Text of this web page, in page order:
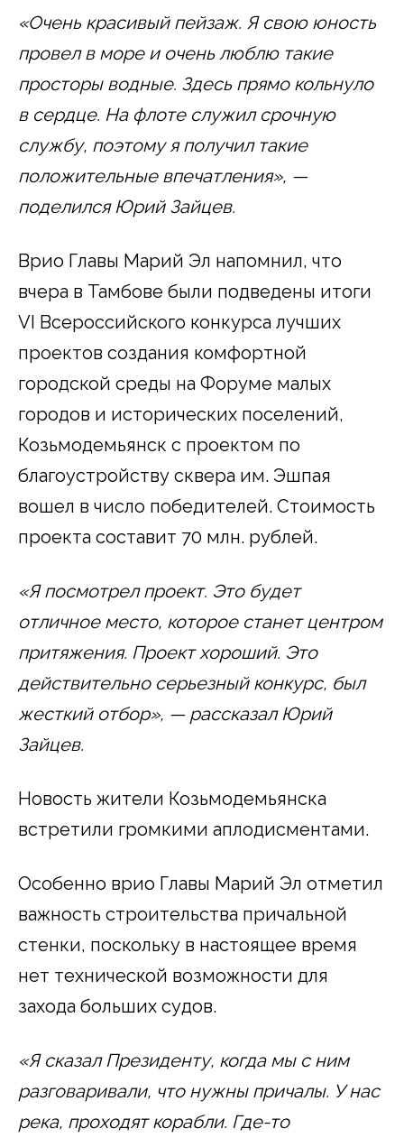
«Очень красивый пейзаж. Я свою юность
провел в море и очень люблю такие
просторы водные. Здесь прямо кольнуло
в сердце. На флоте служил срочную
службу, поэтому я получил такие
положительные впечатления», —
поделился Юрий Зайцев.
Врио Главы Марий Эл напомнил, что
вчера в Тамбове были подведены итоги
VI Всероссийского конкурса лучших
проектов создания комфортной
городской среды на Форуме малых
городов и исторических поселений,
Козьмодемьянск с проектом по
благоустройству сквера им. Эшпая
вошел в число победителей. Стоимость
проекта составит 70 млн. рублей.
«Я посмотрел проект. Это будет
отличное место, которое станет центром
притяжения. Проект хороший. Это
действительно серьезный конкурс, был
жесткий отбор», — рассказал Юрий
Зайцев.
Новость жители Козьмодемьянска
встретили громкими аплодисментами.
Особенно врио Главы Марий Эл отметил
важность строительства причальной
стенки, поскольку в настоящее время
нет технической возможности для
захода больших судов.
«Я сказал Президенту, когда мы с ним
разговаривали, что нужны причалы. У нас
река, проходят корабли. Где-то